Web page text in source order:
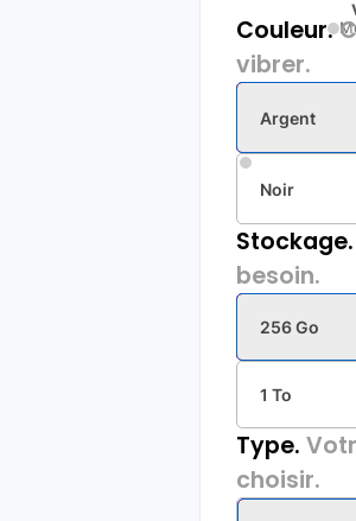
Couleur.
vibrer.
Argent
Noir
Stockage.
besoin.
256 Go
1 To
Type.
choisir.